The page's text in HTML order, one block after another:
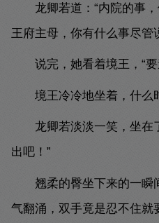
龙卿若道：“内院的事
王府主母，你有什么事尽管
说完，她看着境王，“
境王冷冷地坐着，什么
龙卿若淡淡一笑，坐在
出吧！”
翘柔的臀坐下来的一瞬
气翻涌，双手竟是忍不住就